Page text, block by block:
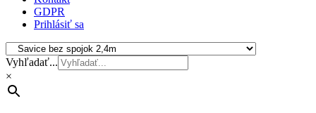
GDPR
Prihlásiť sa
Vyhľadať...
×